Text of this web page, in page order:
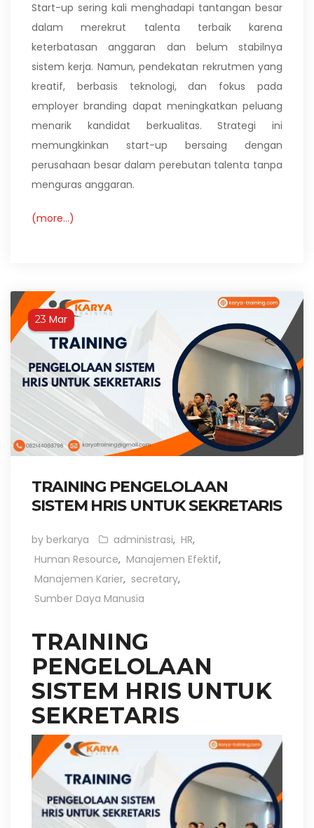
Start-up sering kali menghadapi tantangan besar
dalam merekrut talenta terbaik karena
keterbatasan anggaran dan belum stabilnya
sistem kerja. Namun, pendekatan rekrutmen yang
kreatif, berbasis teknologi, dan fokus pada
employer branding dapat meningkatkan peluang
menarik kandidat berkualitas. Strategi ini
memungkinkan start-up bersaing dengan
perusahaan besar dalam perebutan talenta tanpa
menguras anggaran.
(more…)
23 Mar
TRAINING PENGELOLAAN
SISTEM HRIS UNTUK SEKRETARIS
by berkarya administrasi, HR,
Human Resource, Manajemen Efektif,
Manajemen Karier, secretary,
Sumber Daya Manusia
TRAINING
PENGELOLAAN
SISTEM HRIS UNTUK
SEKRETARIS